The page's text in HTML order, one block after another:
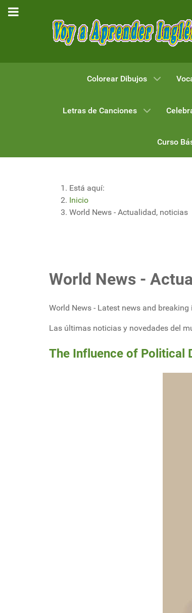
Colorear Dibujos
Letras de Canciones
Curso
Está aquí:
Inicio
World News - Actualidad, noticias
World News -
World News - Latest news and
Las últimas noticias y novedades del
The Influence of Political